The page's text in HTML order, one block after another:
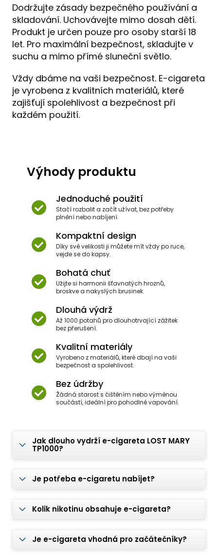
Dodržujte zásady bezpečného používání a
skladování. Uchovávejte mimo dosah dětí.
Produkt je určen pouze pro osoby starší 18
let. Pro maximální bezpečnost, skladujte v
suchu a mimo přímé sluneční světlo.
Vždy dbáme na vaši bezpečnost. E-cigareta
je vyrobena z kvalitních materiálů, které
zajišťují spolehlivost a bezpečnost při
každém použití.
Výhody produktu
Jednoduché použití
Stačí rozbalit a začít užívat, bez potřeby
plnění nebo nabíjení.
Kompaktní design
Díky své velikosti ji můžete mít vždy po ruce,
vejde se do kapsy.
Bohatá chuť
Užijte si harmonii šťavnatých hroznů,
broskve a nakyslých brusinek.
Dlouhá výdrž
Až 1000 potahů pro dlouhotrvající zážitek
bez přerušení.
Kvalitní materiály
Vyrobeno z materiálů, které dbají na vaši
bezpečnost a spolehlivost.
Bez údržby
Žádná starost s čištěním nebo výměnou
součástí, ideální pro pohodlné vapování.
Jak dlouho vydrží e-cigareta LOST MARY
TP1000?
Je potřeba e-cigaretu nabíjet?
Kolik nikotinu obsahuje e-cigareta?
Je e-cigareta vhodná pro začátečníky?